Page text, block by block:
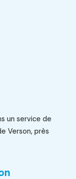
un service de
Verson, près